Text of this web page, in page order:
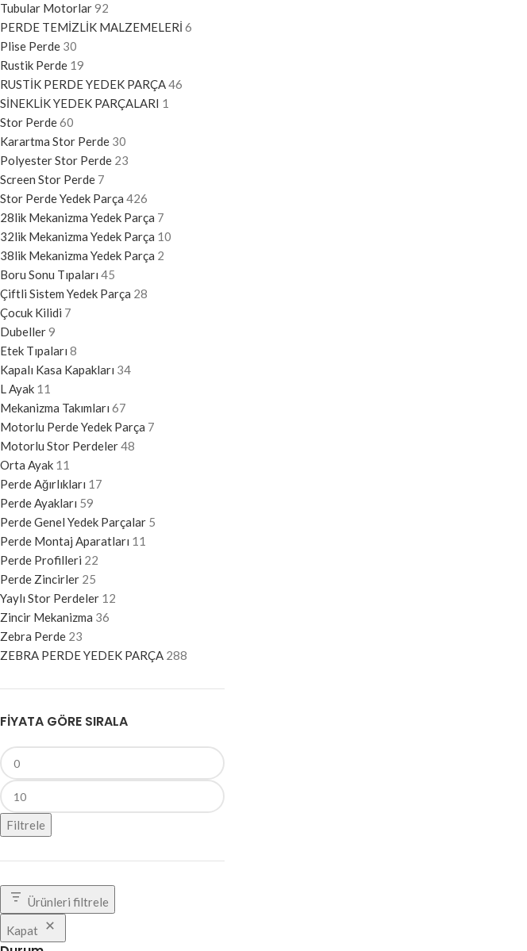
Tubular Motorlar92
PERDE TEMİZLİK MALZEMELERİ 6
Plise Perde 30
Rustik Perde 19
RUSTİK PERDE YEDEK PARÇA46
SİNEKLİK YEDEK PARÇALARI 1
Stor Perde60
Karartma Stor Perde 30
Polyester Stor Perde 23
Screen Stor Perde 7
Stor Perde Yedek Parça 426
28lik Mekanizma Yedek Parça 7
32lik Mekanizma Yedek Parça 10
38lik Mekanizma Yedek Parça 2
Boru Sonu Tıpaları 45
Çiftli Sistem Yedek Parça 28
Çocuk Kilidi 7
Dubeller9
Etek Tıpaları 8
Kapalı Kasa Kapakları 34
L Ayak 11
Mekanizma Takımları 67
Motorlu Perde Yedek Parça 7
Motorlu Stor Perdeler48
Orta Ayak 11
Perde Ağırlıkları 17
Perde Ayakları 59
Perde Genel Yedek Parçalar 5
Perde Montaj Aparatları 11
Perde Profilleri 22
Perde Zincirler 25
Yaylı Stor Perdeler 12
Zincir Mekanizma 36
Zebra Perde 23
ZEBRA PERDE YEDEK PARÇA 288
FIYATA GÖRE SIRALA
Filtrele
Ürünleri filtrele
Kapat